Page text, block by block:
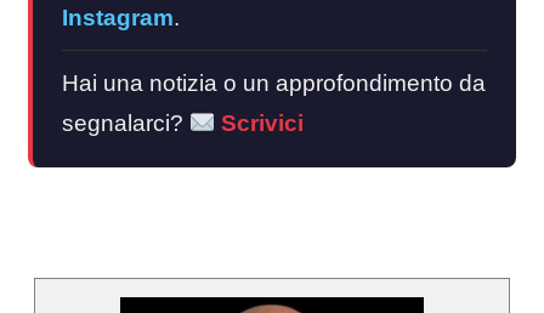
Instagram.
Hai una notizia o un approfondimento da
segnalarci?
Scrivici